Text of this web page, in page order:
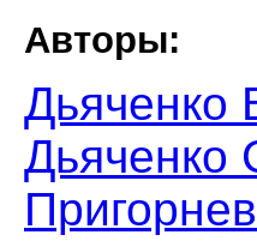
Авторы:
Дьяченко
Дьяченко